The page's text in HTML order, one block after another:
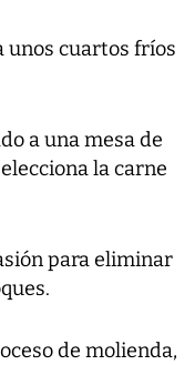
unos cuartos fríos
a una mesa de
la carne
para eliminar
de molienda,